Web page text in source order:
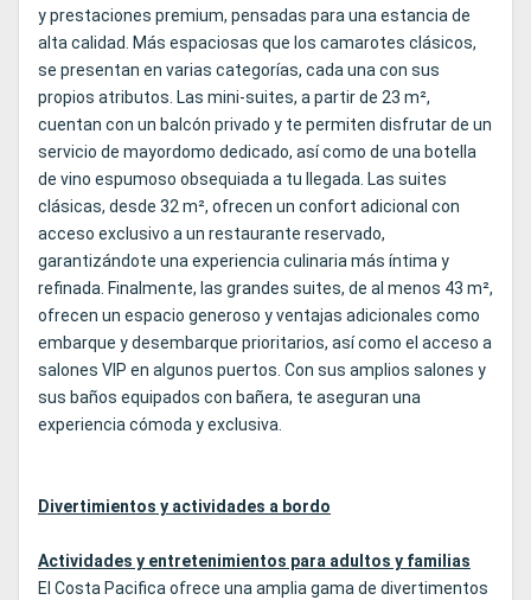
y prestaciones premium, pensadas para una estancia de
alta calidad. Más espaciosas que los camarotes clásicos,
se presentan en varias categorías, cada una con sus
propios atributos. Las mini-suites, a partir de 23 m²,
cuentan con un balcón privado y te permiten disfrutar de un
servicio de mayordomo dedicado, así como de una botella
de vino espumoso obsequiada a tu llegada. Las suites
clásicas, desde 32 m², ofrecen un confort adicional con
acceso exclusivo a un restaurante reservado,
garantizándote una experiencia culinaria más íntima y
refinada. Finalmente, las grandes suites, de al menos 43 m²,
ofrecen un espacio generoso y ventajas adicionales como
embarque y desembarque prioritarios, así como el acceso a
salones VIP en algunos puertos. Con sus amplios salones y
sus baños equipados con bañera, te aseguran una
experiencia cómoda y exclusiva.
Divertimientos y actividades a bordo
Actividades y entretenimientos para adultos y familias
El Costa Pacifica ofrece una amplia gama de divertimentos